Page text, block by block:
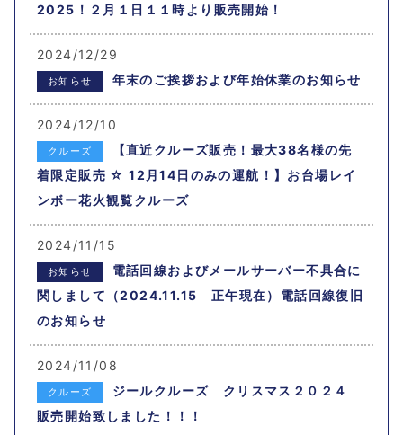
2025！２月１日１１時より販売開始！
2024/12/29
お知らせ 年末のご挨拶および年始休業のお知らせ
2024/12/10
クルーズ
【直近クルーズ販売！最大38名様の先
着限定販売 ☆ 12月14日のみの運航！】お台場レイ
ンボー花火観覧クルーズ
2024/11/15
お知らせ
電話回線およびメールサーバー不具合に
関しまして（2024.11.15 正午現在）電話回線復旧
のお知らせ
2024/11/08
クルーズ
ジールクルーズ クリスマス２０２４
販売開始致しました！！！